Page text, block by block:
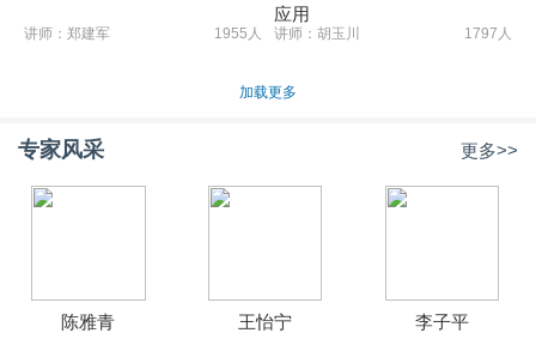
讲师：郑建军 1955人
应用
讲师：胡玉川 1797人
加载更多
专家风采 更多>>
陈雅青
王怡宁
李子平